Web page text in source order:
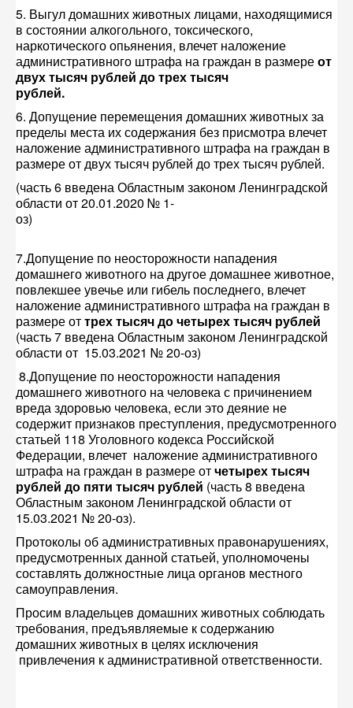
5. Выгул домашних животных лицами, находящимися
в состоянии алкогольного, токсического,
наркотического опьянения, влечет наложение
административного штрафа на граждан в размереот
двух тысяч рублей до трех тысяч
рублей.
6. Допущение перемещения домашних животных за
пределы места их содержания без присмотра влечет
наложение административного штрафа на граждан в
размере от двух тысяч рублей до трех тысяч рублей.
(часть 6 введена Областным законом Ленинградской
области от 20.01.2020 № 1-
7.Допущение по неосторожности нападения
домашнего животного на другое домашнее животное,
повлекшее увечье или гибель последнего, влечет
наложение административного штрафа на граждан в
размере оттрех тысяч до четырех тысяч рублей
(часть 7 введена Областным законом Ленинградской
области от 15.03.2021 № 20-оз)
8.Допущение по неосторожности нападения
домашнего животного на человека с причинением
вреда здоровью человека, если это деяние не
содержит признаков преступления, предусмотренного
статьей 118 Уголовного кодекса Российской
Федерации, влечет наложение административного
штрафа на граждан в размере отчетырех тысяч
рублей до пяти тысяч рублей (часть 8 введена
Областным законом Ленинградской области от
15.03.2021 № 20-оз).
Протоколы об административных правонарушениях,
предусмотренных данной статьей, уполномочены
составлять должностные лица органов местного
самоуправления.
Просим владельцев домашних животных соблюдать
требования, предъявляемые к содержанию
домашних животных в целях исключения
привлечения к административной ответственности.